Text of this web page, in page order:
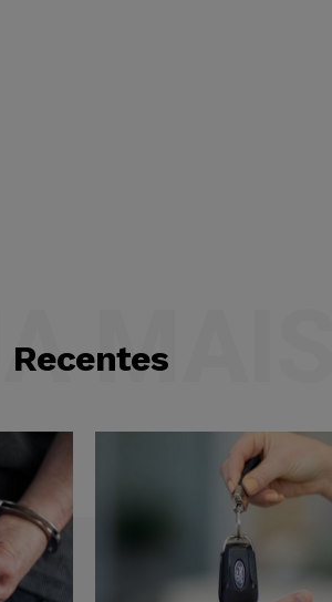
Recentes